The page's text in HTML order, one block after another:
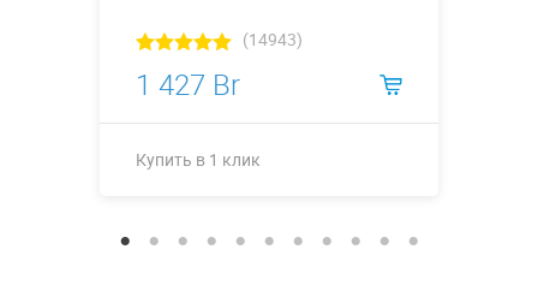
(14943)
1 427 Br
Купить в 1 клик